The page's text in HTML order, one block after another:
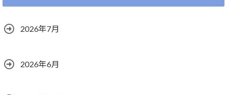
2026年7月
2026年6月